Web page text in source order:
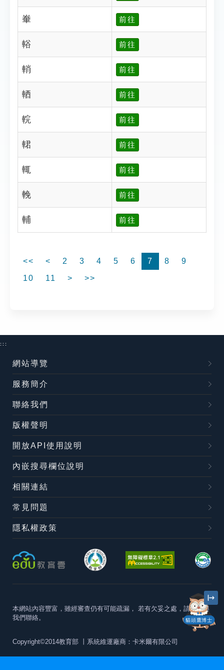
輋 前往
輍 前往
輎 前往
輏 前往
輐 前往
輑 前往
輒 前往
輓 前往
輔 前往
<< < 2 3 4 5 6 7 8
9
10
11 > >>
貓頭鷹博士
:::
網站導覽
服務簡介
聯絡我們
版權聲明
開放API使用說明
內嵌搜尋欄位說明
相關連結
常見問題
隱私權政策
本網站內容豐富，雖經審查仍有可能疏漏， 若有欠妥之處，請隨時與
我們聯絡。
Copyright©2014教育部 丨系統維運廠商：卡米爾有限公司